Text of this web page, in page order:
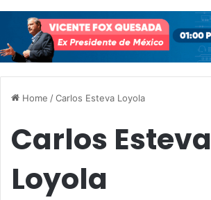
Home /Carlos Esteva Loyola
Carlos Esteva
Loyola